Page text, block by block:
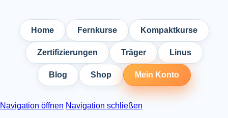
Home Fernkurse Kompaktkurse
Zertifizierungen Träger Linus
Blog Shop Mein Konto
Navigation öffnen Navigation schließen